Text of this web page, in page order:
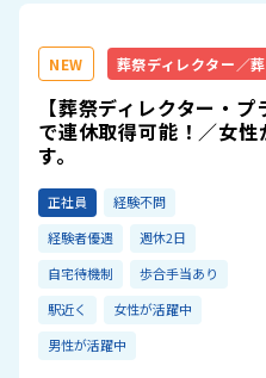
NEW 葬祭ディレクター／
【葬祭ディレクター・
で連休取得可能！／女
す。
正社員
経験不問
経験者優遇
週休2日
自宅待機制
歩合手当あり
駅近く
女性が活躍中
男性が活躍中